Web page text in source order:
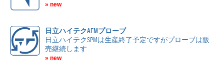
» new
日立ハイテクAFMプローブ
日立ハイテクSPMは生産終了予定ですがプローブは販
売継続します
» new